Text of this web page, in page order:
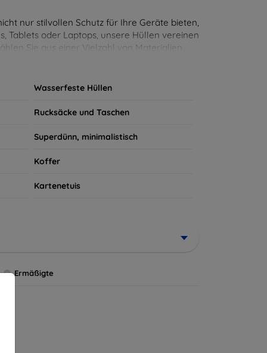
nur stilvollen Schutz für Ihre Geräte bieten,
Tablets oder Laptops, unsere Hüllen vereinen
Sie aus einer Vielzahl von Materialien
Wasserfeste Hüllen
Rucksäcke und Taschen
Superdünn, minimalistisch
Koffer
Kartenetuis
Ermäßigte